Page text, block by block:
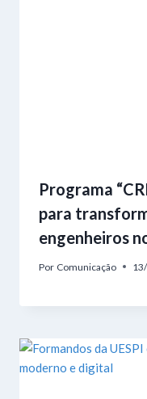
Programa
para
engenheiros
Por Comunicação